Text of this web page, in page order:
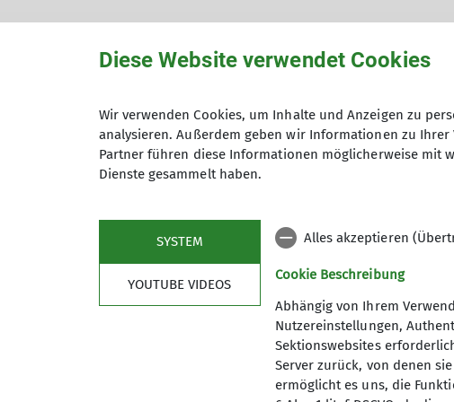
Veranstaltungen
Jubiläumsveranstaltung /
25.10.2026
Diese Website verwendet Cookies
Wir verwenden Cookies, um Inhalte und Anzeigen zu
analysieren. Außerdem geben wir Informationen zu
Partner führen diese Informationen möglicherweise mit
Dienste gesammelt haben.
SYSTEM
YOUTUBE VIDEOS
Alles akzeptieren
Cookie Beschreibung
Abhängig von Ihrem
Nutzereinstellungen,
Sektionswebsites
Server zurück, von denen
ermöglicht es uns, die